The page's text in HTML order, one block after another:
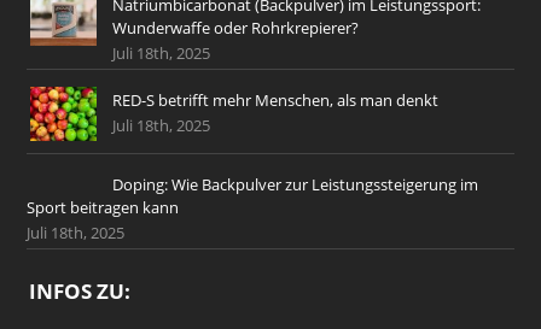
Natriumbicarbonat (Backpulver) im Leistungssport:
Wunderwaffe oder Rohrkrepierer?
Juli 18th, 2025
RED-S betrifft mehr Menschen, als man denkt
Juli 18th, 2025
Doping: Wie Backpulver zur Leistungssteigerung im
Sport beitragen kann
Juli 18th, 2025
INFOS ZU: